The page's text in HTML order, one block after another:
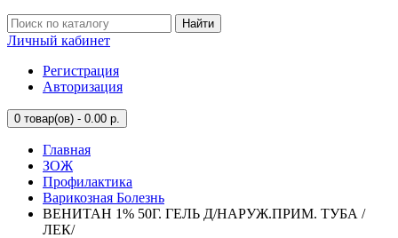
Найти
Личный кабинет
Регистрация
Авторизация
0 товар(ов) - 0.00 р.
Главная
ЗОЖ
Профилактика
Варикозная Болезнь
ВЕНИТАН 1% 50Г. ГЕЛЬ Д/НАРУЖ.ПРИМ. ТУБА /
ЛЕК/